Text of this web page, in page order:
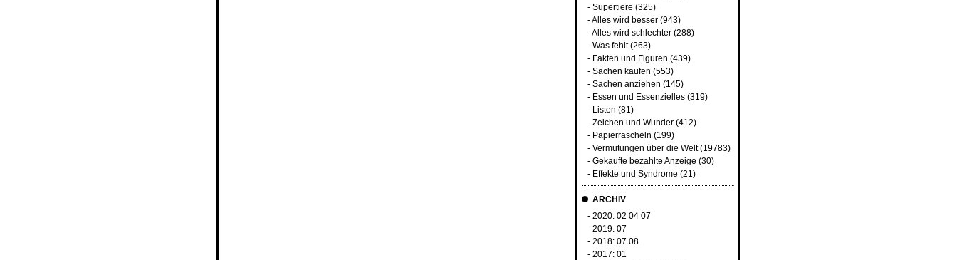
- Supertiere (325)
-Alles wird besser(943)
-Alles wird schlechter(288)
- Was fehlt(263)
- Fakten und Figuren (439)
- Sachen kaufen (553)
- Sachen anziehen (145)
- Essen und Essenzielles(319)
- Listen (81)
- Zeichen und Wunder(412)
- Papierrascheln (199)
- Vermutungen über die Welt(19783)
- Gekaufte bezahlte Anzeige (30)
- Effekte und Syndrome (21)
ARCHIV
- 2020: 02 04 07
- 2019: 07
- 2018: 07 08
- 2017: 01